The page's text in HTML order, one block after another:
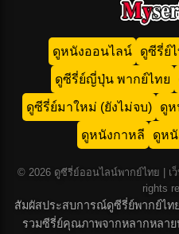
ดูหนังออนไลน์ ดูซีรี่ย์
ดูซีรี่ย์ญี่ปุ่น พากย์ไทย
ดูซีรี่ย์มาใหม่ (ยังไม่จบ) ดูห
ดูหนังกาหลี ดูห
© 2026 ดูซีรี่ย์ออนไลน์พากย์ไทย | เ
rights
สัมผัสประสบการณ์ดูซีรี่ย์พากย์ไท
รวมซีรี่ย์คุณภาพจากหลากหลาย